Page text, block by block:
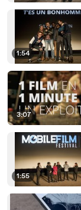
1:54
3:07
1:55